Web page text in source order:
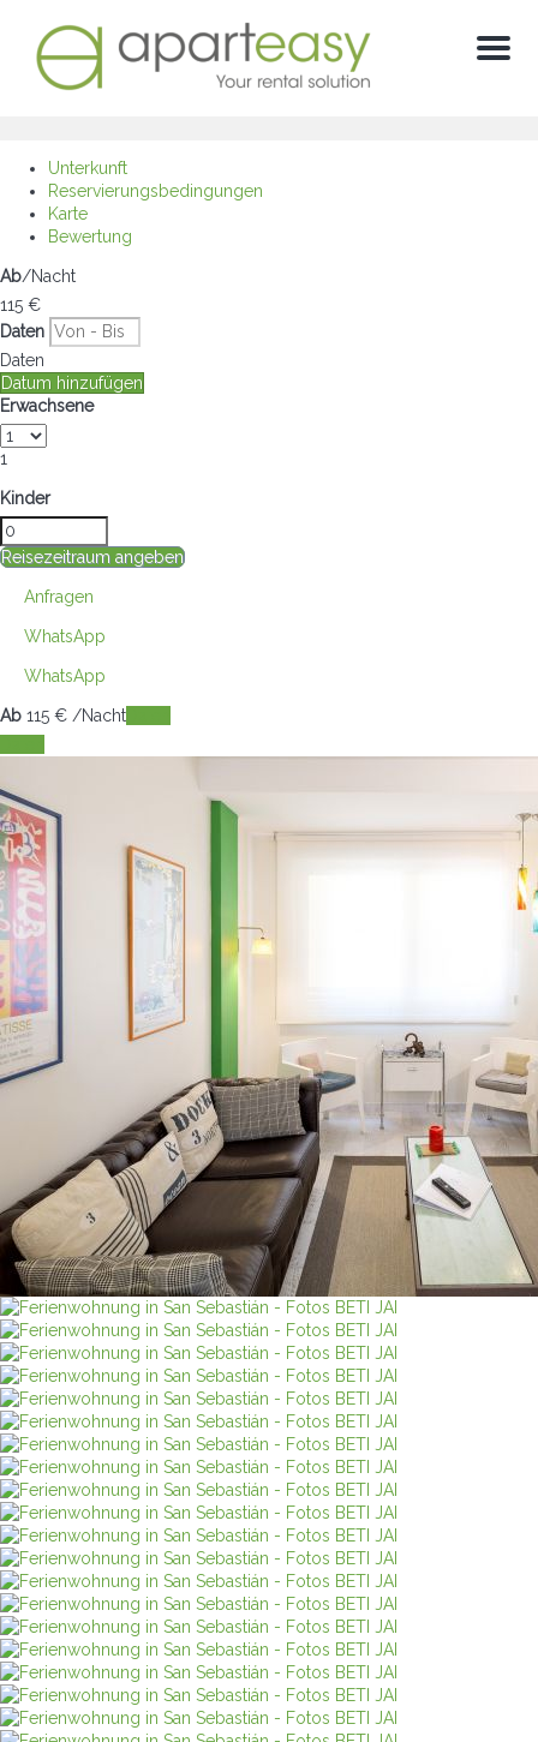
Menu
Unterkunft
Reservierungsbedingungen
Karte
Bewertung
Ab/Nacht
115 €
Daten
Daten
Datum hinzufügen
Erwachsene
1
Kinder
Reisezeitraum angeben
Anfragen
WhatsApp
WhatsApp
Ab 115 € /Nacht